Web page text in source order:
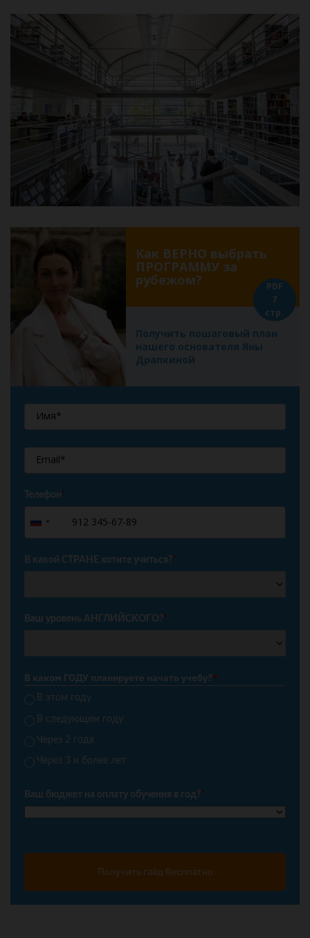
Как ВЕРНО выбрать
ПРОГРАММУ за
рубежом?
Получить пошаговый план
нашего основателя Яны
Драпкиной
PDF
7
стр.
Телефон*
Russia
+7
В какой СТРАНЕ хотите учиться?*
Ваш уровень АНГЛИЙСКОГО?*
В каком ГОДУ планируете начать учебу?*
В этом году
В следующем году
Через 2 года
Через 3 и более лет
Ваш бюджет на оплату обучения в год?*
Получить гайд бесплатно